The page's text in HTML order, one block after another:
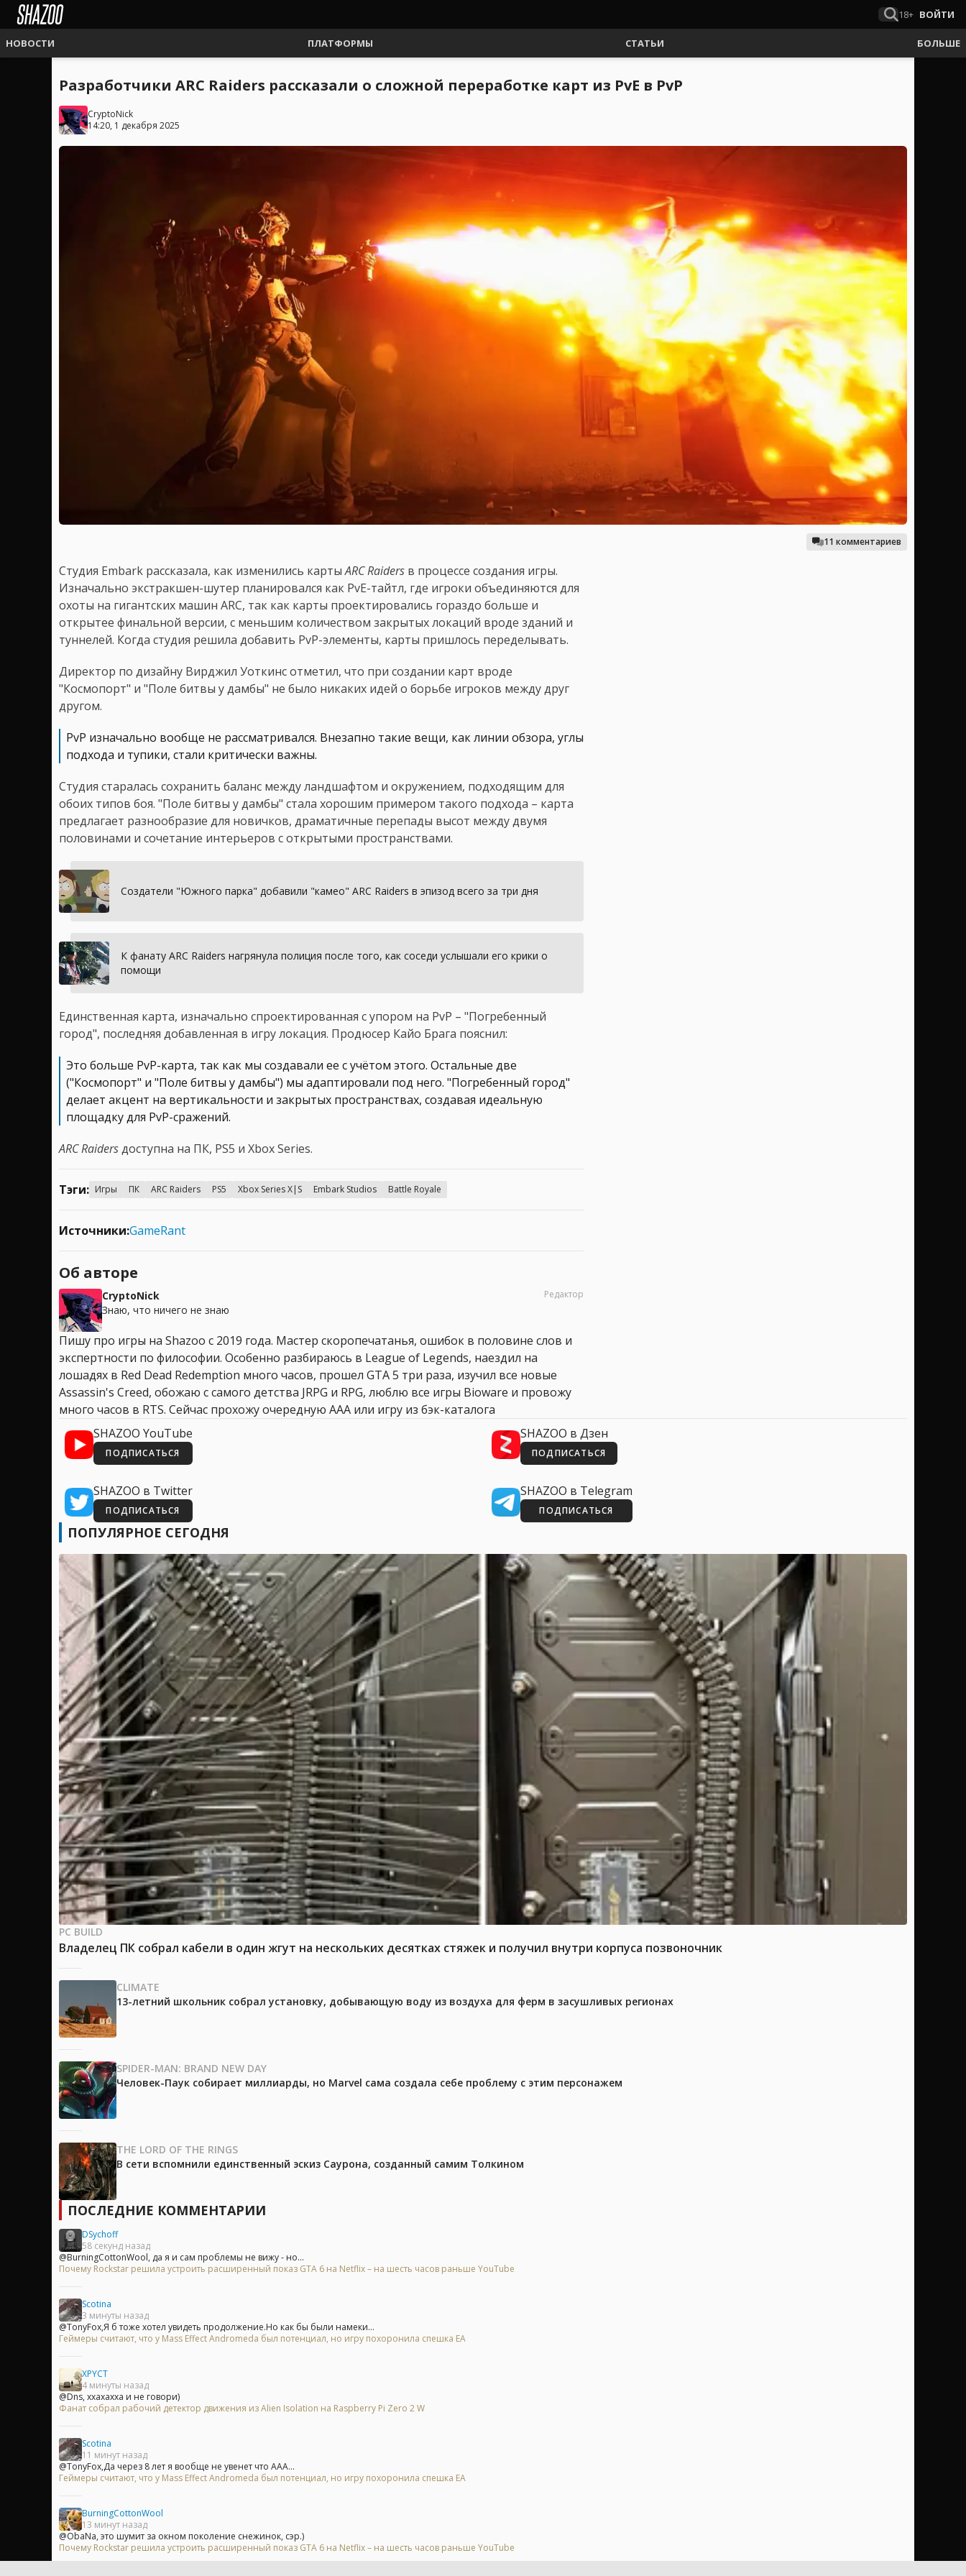
18+ ВОЙТИ
НОВОСТИ ПЛАТФОРМЫ СТАТЬИ БОЛЬШЕ
Разработчики ARC Raiders рассказали о сложной переработке карт из PvE в PvP
CryptoNick
14:20, 1 декабря 2025
11 комментариев
Студия Embark рассказала, как изменились картыARC Raiders в процессе создания игры.
Изначально экстракшен-шутер планировался как PvE-тайтл, где игроки объединяются для
охоты на гигантских машин ARC, так как карты проектировались гораздо больше и
открытее финальной версии, с меньшим количеством закрытых локаций вроде зданий и
туннелей. Когда студия решила добавить PvP-элементы, карты пришлось переделывать.
Директор по дизайну Вирджил Уоткинс отметил, что при создании карт вроде
"Космопорт" и "Поле битвы у дамбы" не было никаких идей о борьбе игроков между друг
другом.
PvP изначально вообще не рассматривался. Внезапно такие вещи, как линии обзора, углы
подхода и тупики, стали критически важны.
Студия старалась сохранить баланс между ландшафтом и окружением, подходящим для
обоих типов боя. "Поле битвы у дамбы" стала хорошим примером такого подхода – карта
предлагает разнообразие для новичков, драматичные перепады высот между двумя
половинами и сочетание интерьеров с открытыми пространствами.
Создатели "Южного парка" добавили "камео" ARC Raiders в эпизод всего за три дня
К фанату ARC Raiders нагрянула полиция после того, как соседи услышали его крики о
помощи
Единственная карта, изначально спроектированная с упором на PvP – "Погребенный
город", последняя добавленная в игру локация. Продюсер Кайо Брага пояснил:
Это больше PvP-карта, так как мы создавали ее с учётом этого. Остальные две
("Космопорт" и "Поле битвы у дамбы") мы адаптировали под него. "Погребенный город"
делает акцент на вертикальности и закрытых пространствах, создавая идеальную
площадку для PvP-сражений.
ARC Raidersдоступна на ПК, PS5 и Xbox Series.
Тэги: Игры ПК ARC Raiders PS5 Xbox Series X|S Embark Studios Battle Royale
Источники:GameRant
Об авторе
CryptoNick
Знаю, что ничего не знаю
Редактор
Пишу про игры на Shazoo с 2019 года. Мастер скоропечатанья, ошибок в половине слов и
экспертности по философии. Особенно разбираюсь в League of Legends, наездил на
лошадях в Red Dead Redemption много часов, прошел GTA 5 три раза, изучил все новые
Assassin's Creed, обожаю с самого детства JRPG и RPG, люблю все игры Bioware и провожу
много часов в RTS. Сейчас прохожу очередную AAA или игру из бэк-каталога
SHAZOO YouTube
ПОДПИСАТЬСЯ
SHAZOO в Дзен
ПОДПИСАТЬСЯ
SHAZOO в Twitter
ПОДПИСАТЬСЯ
SHAZOO в Telegram
ПОДПИСАТЬСЯ
ПОПУЛЯРНОЕ СЕГОДНЯ
PC BUILD
Владелец ПК собрал кабели в один жгут на нескольких десятках стяжек и получил внутри корпуса позвоночник
CLIMATE
13-летний школьник собрал установку, добывающую воду из воздуха для ферм в засушливых регионах
SPIDER-MAN: BRAND NEW DAY
Человек-Паук собирает миллиарды, но Marvel сама создала себе проблему с этим персонажем
THE LORD OF THE RINGS
В сети вспомнили единственный эскиз Саурона, созданный самим Толкином
ПОСЛЕДНИЕ КОММЕНТАРИИ
DSychoff
58 секунд назад
@BurningCottonWool, да я и сам проблемы не вижу - но...
Почему Rockstar решила устроить расширенный показ GTA 6 на Netflix – на шесть часов раньше YouTube
Scotina
3 минуты назад
@TonyFox,Я б тоже хотел увидеть продолжение.Но как бы были намеки...
Геймеры считают, что у Mass Effect Andromeda был потенциал, но игру похоронила спешка EA
XPYCT
4 минуты назад
@Dns, ххахахха и не говори)
Фанат собрал рабочий детектор движения из Alien Isolation на Raspberry Pi Zero 2 W
Scotina
11 минут назад
@TonyFox,Да через 8 лет я вообще не увенет что ААА...
Геймеры считают, что у Mass Effect Andromeda был потенциал, но игру похоронила спешка EA
BurningCottonWool
13 минут назад
@ObaNa, это шумит за окном поколение снежинок, сэр.)
Почему Rockstar решила устроить расширенный показ GTA 6 на Netflix – на шесть часов раньше YouTube